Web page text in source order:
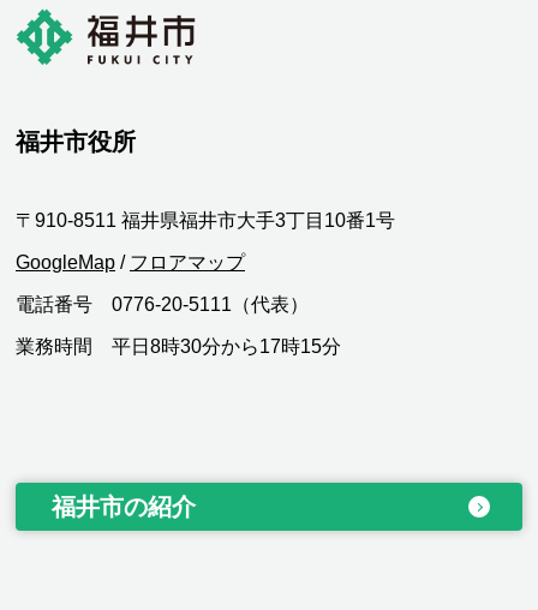
福井市役所
〒910-8511 福井県福井市大手3丁目10番1号
GoogleMap / フロアマップ
電話番号 0776-20-5111（代表）
業務時間 平日8時30分から17時15分
福井市の紹介